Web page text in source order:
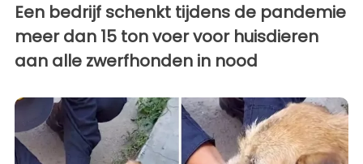
Een bedrijf schenkt tijdens de pandemie
meer dan 15 ton voer voor huisdieren
aan alle zwerfhonden in nood